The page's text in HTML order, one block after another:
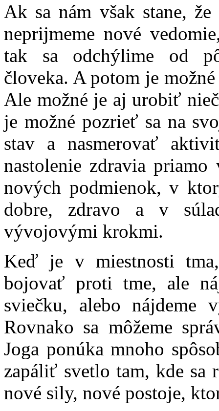
Ak sa nám však stane,
neprijmeme nové
tak sa odchýlime od
človeka. A potom je
Ale možné je aj urobiť
je možné pozrieť sa na
stav a nasmerovať
nastolenie zdravia
nových podmienok, v
dobre, zdravo a v
vývojovými krokmi.
Keď je v miestnosti
bojovať proti tme, ale
sviečku, alebo nájdeme
Rovnako sa môžeme
Joga ponúka mnoho
zapáliť svetlo tam, kde sa
nové sily, nové postoje,